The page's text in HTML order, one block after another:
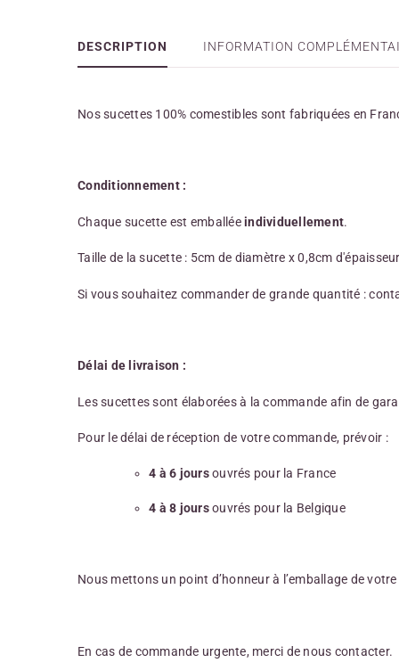
DESCRIPTION INFORMATION
Nos sucettes 100% comestibles sont fabriquées en
Conditionnement :
Chaque sucette est emballéeindividuellement.
Taille de la sucette : 5cm de diamètre x 0,8cm
Si vous souhaitez commander de grande quantité :
Délai de livraison :
Les sucettes sont élaborées à la commande afin de
Pour le délai de réception de votre commande, prévoir :
4 à 6 joursouvrés pour la France
4 à 8 joursouvrés pour la Belgique
Nous mettons un point d’honneur à l’emballage de
En cas de commande urgente, merci de nous contacter.